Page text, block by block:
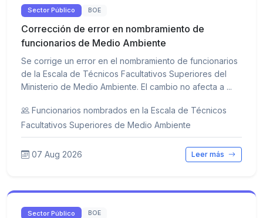
Sector Público BOE
Corrección de error en nombramiento de
funcionarios de Medio Ambiente
Se corrige un error en el nombramiento de funcionarios
de la Escala de Técnicos Facultativos Superiores del
Ministerio de Medio Ambiente. El cambio no afecta a ...
Funcionarios nombrados en la Escala de Técnicos
Facultativos Superiores de Medio Ambiente
07 Aug 2026 Leer más
Sector Público BOE